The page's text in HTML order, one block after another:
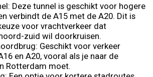
Deze tunnel is geschikt voor hogere
verbindt de A15 met de A20. Dit is
voor vrachtverkeer dat
zuid wil doorkruisen.
Geschikt voor verkeer
en A20, vooral als je naar de
Rotterdam moet.